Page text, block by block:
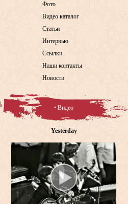
Фото
Видео каталог
Статьи
Интервью
Ссылки
Наши контакты
Новости
• Видео
Yesterday